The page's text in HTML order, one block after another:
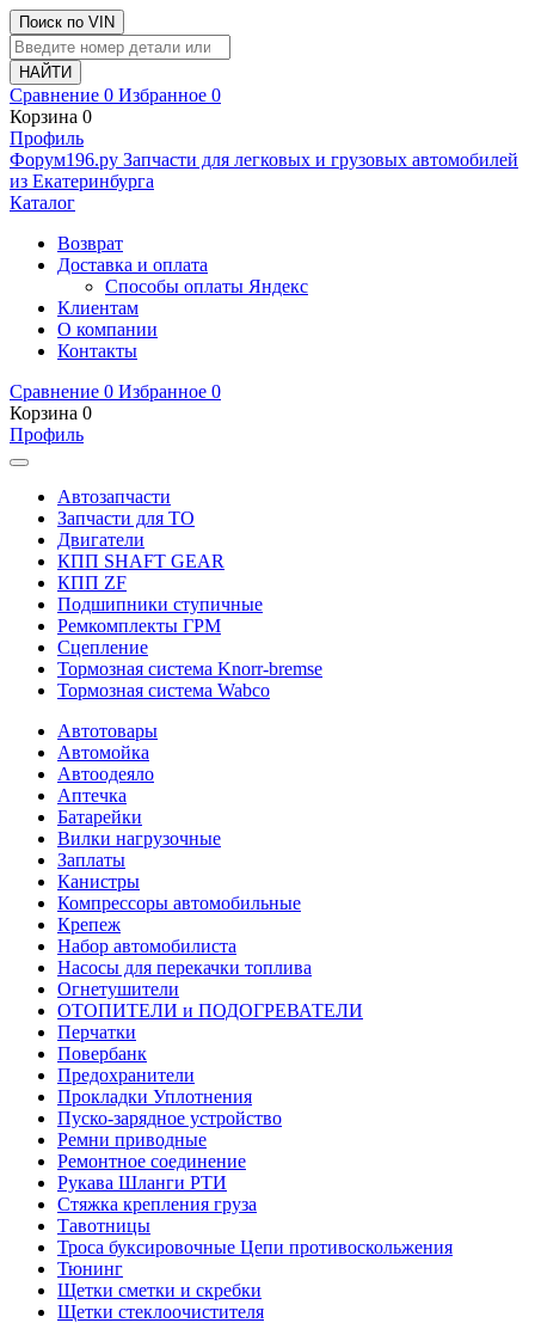
Поиск по VIN
Сравнение 0 Избранное 0
Корзина 0
Профиль
Фoрум196.ру Запчасти для легковых и грузовых автомобилей
из Екатеринбурга
Каталог
Возврат
Доставка и оплата
Способы оплаты Яндекс
Клиентам
О компании
Контакты
Сравнение 0 Избранное 0
Корзина 0
Профиль
Автозапчасти
Запчасти для ТО
Двигатели
КПП SHAFT GEAR
КПП ZF
Подшипники ступичные
Ремкомплекты ГРМ
Сцепление
Тормозная система Knorr-bremse
Тормозная система Wabco
Автотовары
Автомойка
Автоодеяло
Аптечка
Батарейки
Вилки нагрузочные
Заплаты
Канистры
Компрессоры автомобильные
Крепеж
Набор автомобилиста
Насосы для перекачки топлива
Огнетушители
ОТОПИТЕЛИ и ПОДОГРЕВАТЕЛИ
Перчатки
Повербанк
Предохранители
Прокладки Уплотнения
Пуско-зарядное устройство
Ремни приводные
Ремонтное соединение
Рукава Шланги РТИ
Стяжка крепления груза
Тавотницы
Троса буксировочные Цепи противоскольжения
Тюнинг
Щетки сметки и скребки
Щетки стеклоочистителя